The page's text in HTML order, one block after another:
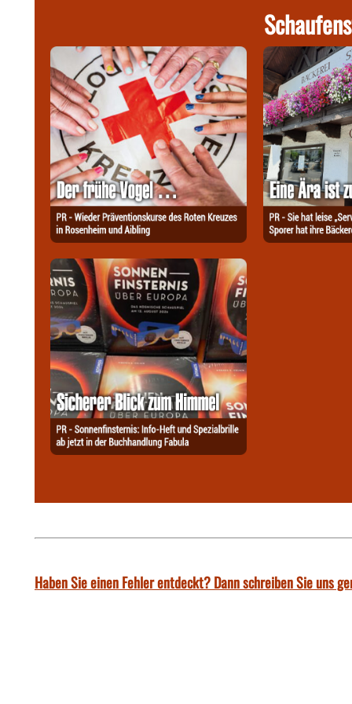
Haben Sie einen Fehler entdeckt? Dann schreiben Sie uns